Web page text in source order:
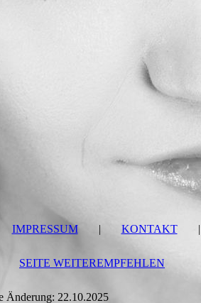
IMPRESSUM | KONTAKT |
SEITE WEITEREMPFEHLEN
Änderung: 22.10.2025